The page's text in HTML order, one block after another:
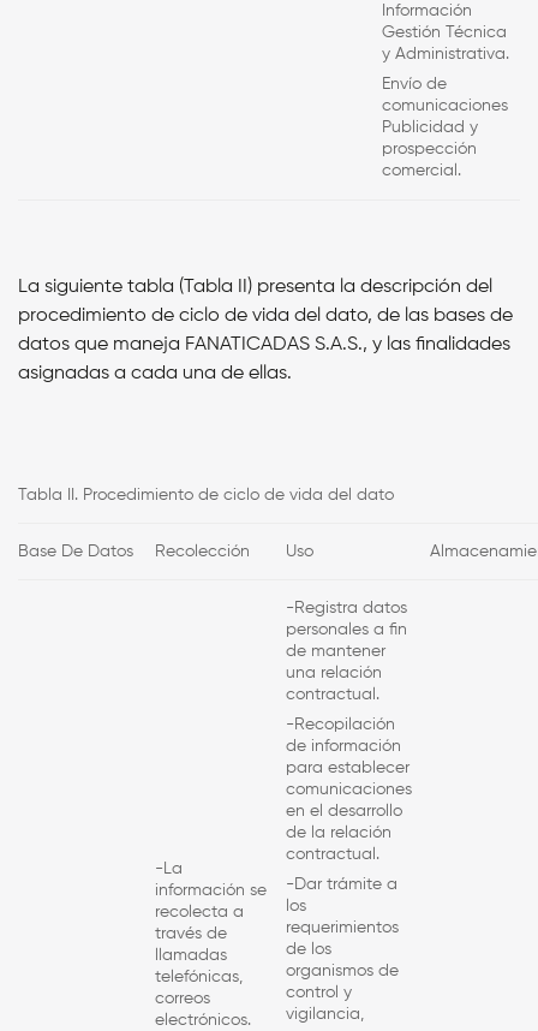
Información
Gestión Técnica
y Administrativa.
Envío de
comunicaciones
Publicidad y
prospección
comercial.
La siguiente tabla (Tabla II) presenta la descripción del
procedimiento de ciclo de vida del dato, de las bases de
datos que maneja FANATICADAS S.A.S., y las finalidades
asignadas a cada una de ellas.
Tabla II. Procedimiento de ciclo de vida del dato
Base De Datos Recolección Uso
-La
información se
recolecta a
través de
llamadas
telefónicas,
correos
electrónicos.
-Registra datos
personales a fin
de mantener
una relación
contractual.
-Recopilación
de información
para establecer
comunicaciones
en el desarrollo
de la relación
contractual.
-Dar trámite a
los
requerimientos
de los
organismos de
control y
vigilancia,